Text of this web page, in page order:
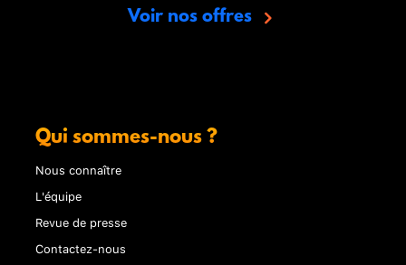
Voir nos offres
Qui sommes-nous ?
Nous connaître
L'équipe
Revue de presse
Contactez-nous